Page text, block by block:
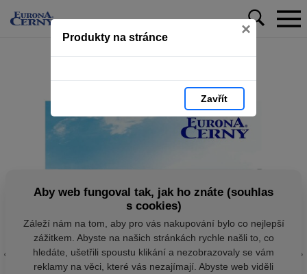
Produkty na stránce ×
Zavřít
Aby web fungoval tak, jak ho znáte (souhlas
s cookies)
Záleží nám na tom, aby pro vás nakupování bylo co nejlepší
zážitkem. Abyste na našich stránkách rychle našli to, co
hledáte, ušetřili spoustu klikání a nezobrazovaly se vám
reklamy na věci, které vás nezajímají. Abyste web viděli